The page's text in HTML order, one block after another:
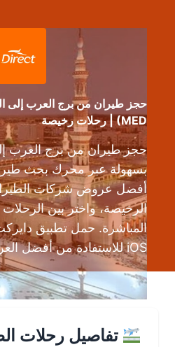
حجز طيران من برج العرب إلى
بسهولة عبر محرك بحث طيران
أفضل عروض شركات الطيران،
الرخيصة، واختر بين الرحلات
المباشرة. حمل تطبيق دايركت على
تفاصيل رحلات